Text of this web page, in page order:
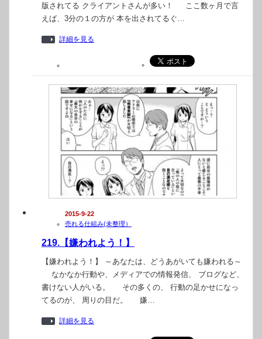
版されてる クライアントさんが多い！ ここ数ヶ月で言
えば、3分の１の方が 本を出されてるぐ…
詳細を見る
2015-9-22
売れる仕組み(未整理）
219.【嫌われよう！】
【嫌われよう！】 ～あなたは、どうあがいても嫌われる～
なかなか行動や、メディアでの情報発信、 ブログなど、
書けない人がいる。 その多くの、 行動の足かせになっ
てるのが、 周りの目だ。 嫌…
詳細を見る